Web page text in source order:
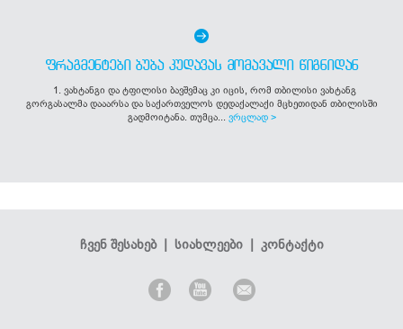
ᲤᲠᲐᲒᲛᲔᲜᲢᲔᲑᲘ ᲑᲣᲑᲐ ᲙᲣᲓᲐᲕᲐᲡ ᲛᲝᲛᲐᲕᲐᲚᲘ ᲬᲘᲒᲜᲘᲓᲐᲜ
1. ვახტანგი და ტფილისი ბავშვმაც კი იცის, რომ თბილისი ვახტანგ
გორგასალმა დააარსა და საქართველოს დედაქალაქი მცხეთიდან თბილისში
გადმოიტანა. თუმცა... ვრცლად >
ჩვენ შესახებ| სიახლეები| კონტაქტი